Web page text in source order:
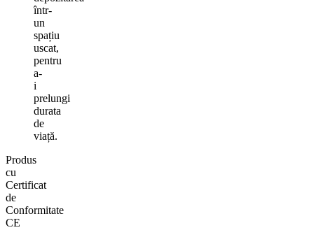
într-
un
spațiu
uscat,
pentru
a-
i
prelungi
durata
de
viață.
Produs
cu
Certificat
de
Conformitate
CE